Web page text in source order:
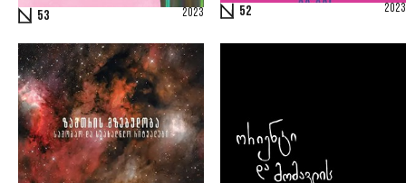
53 2023 52 2023